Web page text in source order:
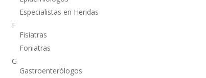
Especialistas en Heridas
F
Fisiatras
Foniatras
G
Gastroenterólogos